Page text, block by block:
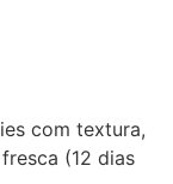
com textura,
(12 dias